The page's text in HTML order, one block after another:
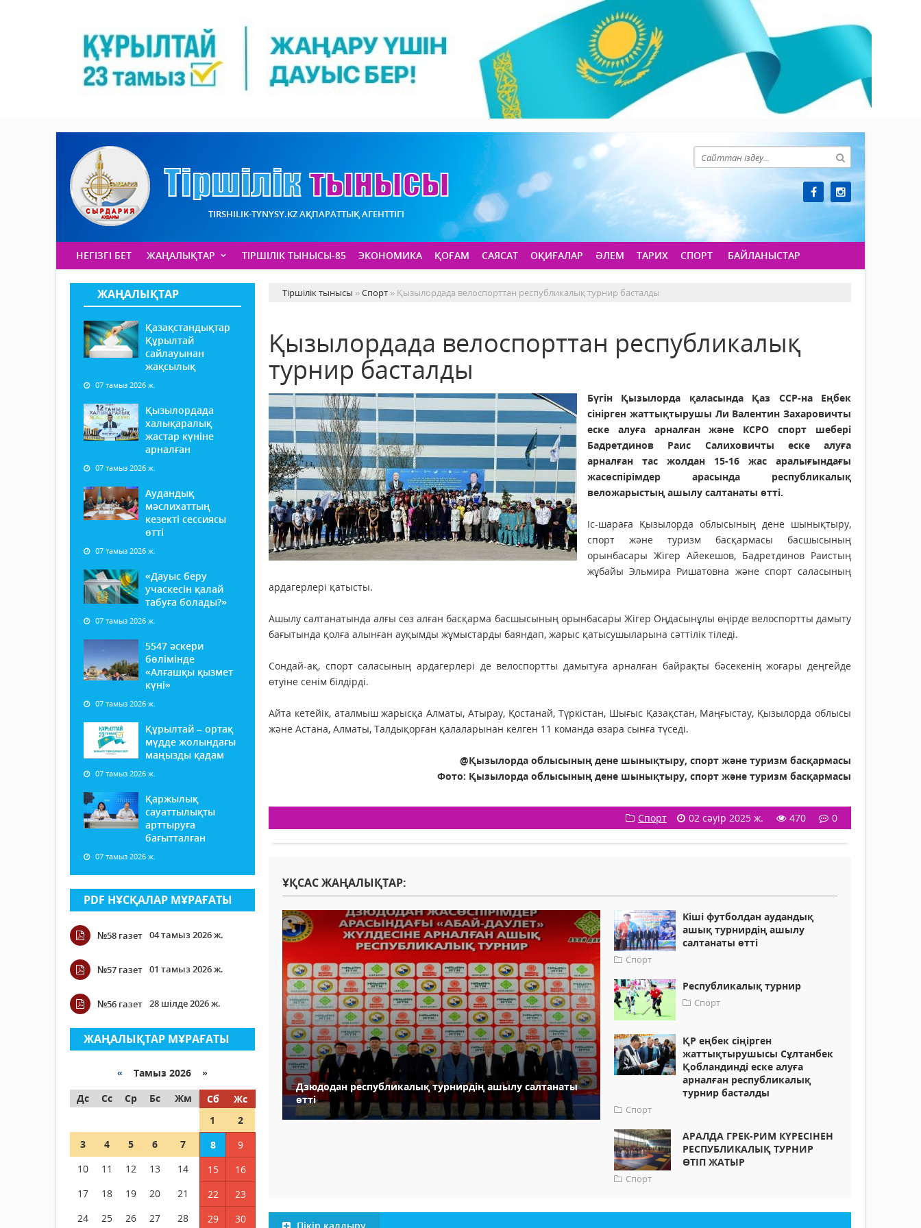
TIRSHILIK-TYNYSY.KZ АҚПАРАТТЫҚ АГЕНТТІГІ
НЕГІЗГІ БЕТ ЖАҢАЛЫҚТАР ТІРШІЛІК ТЫНЫСЫ-85 ЭКОНОМИКА ҚОҒАМ САЯСАТ ОҚИҒАЛАР ӘЛЕМ ТАРИХ СПОРТ БАЙЛАНЫСТАР
ЖАҢАЛЫҚТАР
Қазақстандықтар
Құрылтай
сайлауынан
жақсылық
07 тамыз 2026 ж.
Қызылордада
халықаралық
жастар күніне
арналған
07 тамыз 2026 ж.
Аудандық
мәслихаттың
кезекті сессиясы
өтті
07 тамыз 2026 ж.
«Дауыс беру
учаскесін қалай
табуға болады?»
07 тамыз 2026 ж.
5547 әскери
бөлімінде
«Алғашқы қызмет
күні»
07 тамыз 2026 ж.
Құрылтай – ортақ
мүдде жолындағы
маңызды қадам
07 тамыз 2026 ж.
Қаржылық
сауаттылықты
арттыруға
бағытталған
07 тамыз 2026 ж.
PDF НҰСҚАЛАР МҰРАҒАТЫ
№58 газет 04 тамыз 2026 ж.
№57 газет 01 тамыз 2026 ж.
№56 газет 28 шілде 2026 ж.
ЖАҢАЛЫҚТАР МҰРАҒАТЫ
« Тамыз 2026 »
Дс
Сс Ср Бс Жм Сб
Жс
1
2
3
4 5 6 7 8
9
10
11 12 13 14 15
16
17
18 19 20 21 22
23
24
25 26 27 28 29 30
Тіршілік тынысы »Спорт » Қызылордада велоспорттан республикалық турнир басталды
Қызылордада велоспорттан республикалық
турнир басталды
Бүгін Қызылорда қаласында Қаз ССР-на Еңбек
сінірген жаттықтырушы Ли Валентин Захаровичты
еске алуға арналған және КСРО спорт шебері
Бадретдинов Раис Салиховичты еске алуға
арналған тас жолдан 15-16 жас аралығындағы
жасөспірімдер арасында республикалық
веложарыстың ашылу салтанаты өтті.
Іс-шараға Қызылорда облысының дене шынықтыру,
спорт және туризм басқармасы басшысының
орынбасары Жігер Айекешов, Бадретдинов Раистың
жұбайы Эльмира Ришатовна және спорт саласының
ардагерлері қатысты.
Ашылу салтанатында алғы сөз алған басқарма басшысының орынбасары Жігер Оңдасынұлы өңірде велоспортты дамыту
бағытында қолға алынған ауқымды жұмыстарды баяндап, жарыс қатысушыларына сәттілік тіледі.
Сондай-ақ, спорт саласының ардагерлері де велоспортты дамытуға арналған байрақты бәсекенің жоғары деңгейде
өтуіне сенім білдірді.
Айта кетейік, аталмыш жарысқа Алматы, Атырау, Қостанай, Түркістан, Шығыс Қазақстан, Маңғыстау, Қызылорда облысы
және Астана, Алматы, Талдықорған қалаларынан келген 11 команда өзара сынға түседі.
@Қызылорда облысының дене шынықтыру, спорт және туризм басқармасы
Фото: Қызылорда облысының дене шынықтыру, спорт және туризм басқармасы
Спорт 02 сәуір 2025 ж. 470 0
ҰҚСАС ЖАҢАЛЫҚТАР:
Дзюдодан республикалық турнирдің ашылу салтанаты
өтті
Кіші футболдан аудандық
ашық турнирдің ашылу
салтанаты өтті
Спорт
Республикалық турнир
Спорт
ҚР еңбек сіңірген
жаттықтырушысы Сұлтанбек
Қобландинді еске алуға
арналған республикалық
турнир басталды
Спорт
АРАЛДА ГРЕК-РИМ КҮРЕСІНЕН
РЕСПУБЛИКАЛЫҚ ТУРНИР
ӨТІП ЖАТЫР
Спорт